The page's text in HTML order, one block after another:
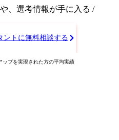
、選考情報が手に入る /
ントに無料相談する
ップを実現された方の平均実績